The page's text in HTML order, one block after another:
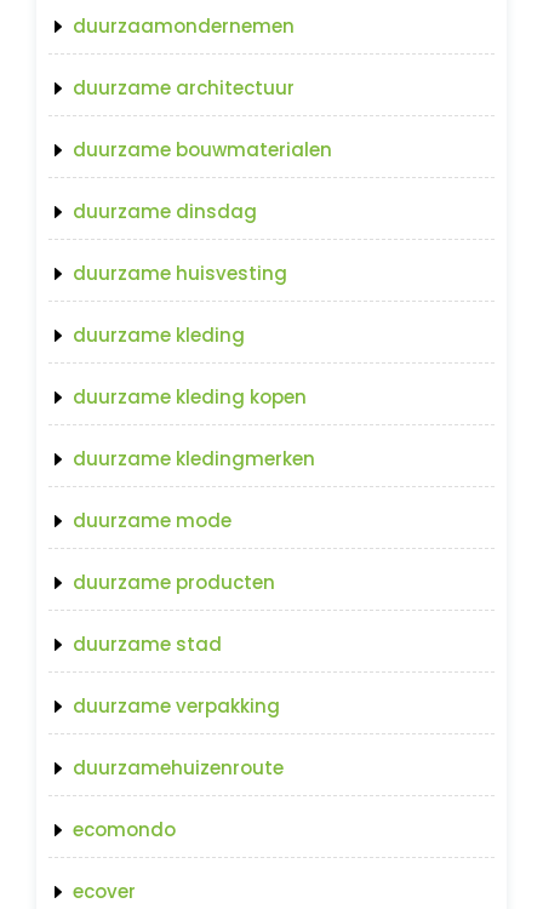
duurzaamondernemen
duurzame architectuur
duurzame bouwmaterialen
duurzame dinsdag
duurzame huisvesting
duurzame kleding
duurzame kleding kopen
duurzame kledingmerken
duurzame mode
duurzame producten
duurzame stad
duurzame verpakking
duurzamehuizenroute
ecomondo
ecover